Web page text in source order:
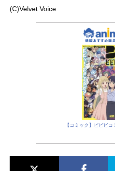
(C)Velvet Voice
【コミック】ビビビ